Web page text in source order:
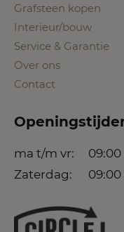
Grafsteen kopen
Interieur/bouw
Service & Garantie
Over ons
Contact
ma t/m vr:
09:00
Zaterdag:
09:00